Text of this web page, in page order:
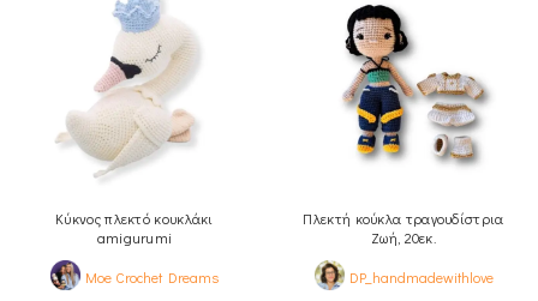
Κύκνος πλεκτό κουκλάκι
amigurumi
Moe Crochet Dreams
Πλεκτή κούκλα τραγουδίστρια
Ζωή, 20εκ.
DP_handmadewithlove